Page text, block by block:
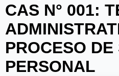
CAS N° 001:
PROCESO
PERSONAL